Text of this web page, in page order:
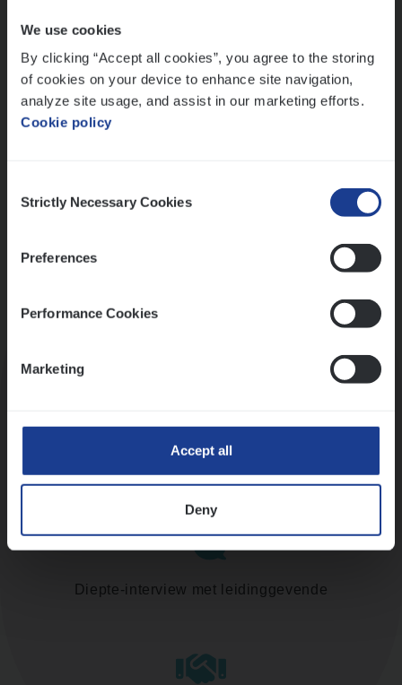
We use cookies
By clicking “Accept all cookies”, you agree to the storing
of cookies on your device to enhance site navigation,
analyze site usage, and assist in our marketing efforts.
Cookie policy
Selection
Strictly Necessary Cookies
Preferences
Performance Cookies
Marketing
Accept all
Deny
werk
Ons sollicitatieproces
Assessment
Diepte-interview met leidinggevende